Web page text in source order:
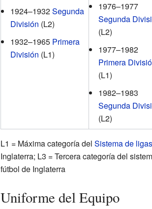
1924–1932Segunda
División (L2)
1932–1965 Primera
División (L1)
1976–1977
Segunda
(L2)
1977–1982
Primera
(L1)
1982–1983
Segunda
(L2)
L1 = Máxima categoría del Sistema de
Inglaterra; L3 = Tercera categoría del
fútbol de Inglaterra
Uniforme del Equipo